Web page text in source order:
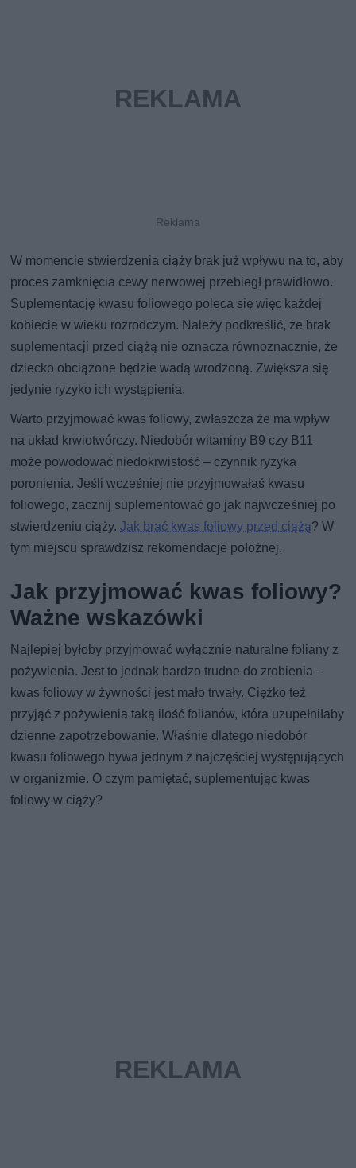
W momencie stwierdzenia ciąży brak już wpływu na to, aby
proces zamknięcia cewy nerwowej przebiegł prawidłowo.
Suplementację kwasu foliowego poleca się więc każdej
kobiecie w wieku rozrodczym. Należy podkreślić, że brak
suplementacji przed ciążą nie oznacza równoznacznie, że
dziecko obciążone będzie wadą wrodzoną. Zwiększa się
jedynie ryzyko ich wystąpienia.
Warto przyjmować kwas foliowy, zwłaszcza że ma wpływ
na układ krwiotwórczy. Niedobór witaminy B9 czy B11
może powodować niedokrwistość – czynnik ryzyka
poronienia. Jeśli wcześniej nie przyjmowałaś kwasu
foliowego, zacznij suplementować go jak najwcześniej po
stwierdzeniu ciąży.Jak brać kwas foliowy przed ciążą? W
tym miejscu sprawdzisz rekomendacje położnej.
Jak przyjmować kwas foliowy?
Ważne wskazówki
Najlepiej byłoby przyjmować wyłącznie naturalne foliany z
pożywienia. Jest to jednak bardzo trudne do zrobienia –
kwas foliowy w żywności jest mało trwały. Ciężko też
przyjąć z pożywienia taką ilość folianów, która uzupełniłaby
dzienne zapotrzebowanie. Właśnie dlatego niedobór
kwasu foliowego bywa jednym z najczęściej występujących
w organizmie. O czym pamiętać, suplementując kwas
foliowy w ciąży?